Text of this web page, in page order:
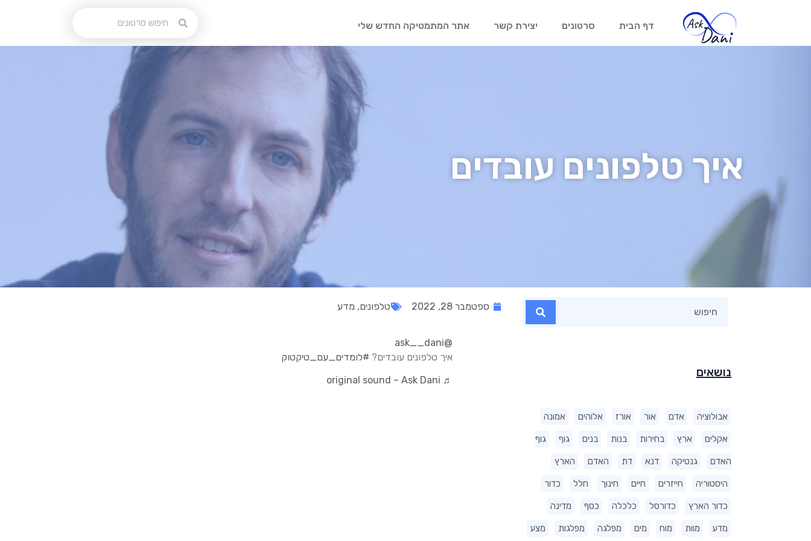
דף הבית סרטונים יצירת קשר אתר המתמטיקה החדש שלי
איך טלפונים עובדים
נושאים
אבולוציה אדם אור אורז אלוהים אמונה
אקלים ארץ בחירות בנות בנים גוף גוף
האדם גנטיקה דנא דת האדם הארץ
היסטוריה חייזרים חיים חינוך חלל כדור
כדור הארץ כדורסל כלכלה כסף מדינה
מדע מוות מוח מים מפלגה מפלגות מצע
ספטמבר 28, 2022 טלפונים, מדע
@ask__dani
איך טלפונים עובדים? #לומדים_עם_טיקטוק
♬ original sound – Ask Dani